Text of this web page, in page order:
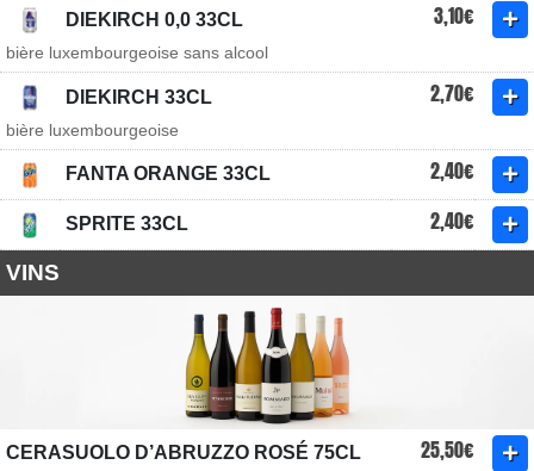
DIEKIRCH 0,0 33CL 3,10€
bière luxembourgeoise sans alcool
DIEKIRCH 33CL 2,70€
bière luxembourgeoise
FANTA ORANGE 33CL 2,40€
SPRITE 33CL 2,40€
VINS
CERASUOLO D’ABRUZZO ROSÉ 75CL 25,50€